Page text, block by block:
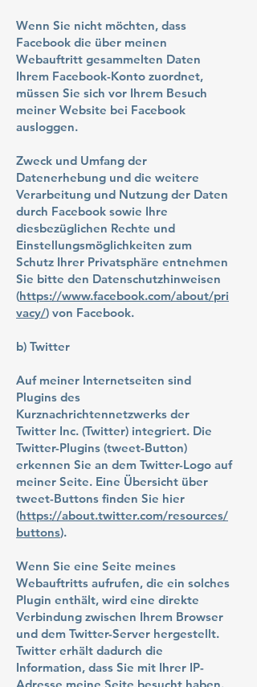
Wenn Sie nicht möchten, dass
Facebook die über meinen
Webauftritt gesammelten Daten
Ihrem Facebook-Konto zuordnet,
müssen Sie sich vor Ihrem Besuch
meiner Website bei Facebook
ausloggen.
Zweck und Umfang der
Datenerhebung und die weitere
Verarbeitung und Nutzung der Daten
durch Facebook sowie Ihre
diesbezüglichen Rechte und
Einstellungsmöglichkeiten zum
Schutz Ihrer Privatsphäre entnehmen
Sie bitte den Datenschutzhinweisen
(https://www.facebook.com/about/pri
vacy/) von Facebook.
b) Twitter
Auf meiner Internetseiten sind
Plugins des
Kurznachrichtennetzwerks der
Twitter Inc. (Twitter) integriert. Die
Twitter-Plugins (tweet-Button)
erkennen Sie an dem Twitter-Logo auf
meiner Seite. Eine Übersicht über
tweet-Buttons finden Sie hier
(https://about.twitter.com/resources/
buttons).
Wenn Sie eine Seite meines
Webauftritts aufrufen, die ein solches
Plugin enthält, wird eine direkte
Verbindung zwischen Ihrem Browser
und dem Twitter-Server hergestellt.
Twitter erhält dadurch die
Information, dass Sie mit Ihrer IP-